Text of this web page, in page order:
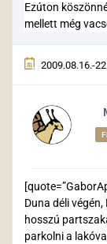
Ezúton
mellett még
2009.08.16.-
Duna déli
hosszú
parkolni a